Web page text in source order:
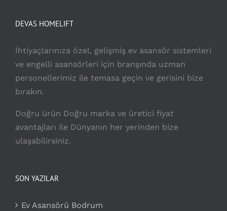
DEVAS HOMELIFT
İhtiyaçlarınıza özel, gelişmiş ev asansör sistemleri
ve engelli asansörleri için branşında uzman
personellerimiz ile temasa geçin ve gerisini bize
bırakın.
Doğru ürün Doğru marka ve üretici fiyat
avantajları ile Dünyanın her yerinden bize
ulaşabilirsiniz.
SON YAZILAR
Ev Asansörü Bodrum